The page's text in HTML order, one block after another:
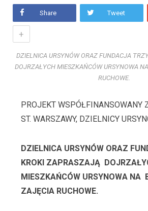
Share Tweet
+
DZIELNICA URSYNÓW ORAZ FUNDACJA
DOJRZAŁYCH MIESZKAŃCÓW URSYNOWA
RUCHOWE.
PROJEKT WSPÓŁFINANSOWANY
ST. WARSZAWY, DZIELNICY
DZIELNICA URSYNÓW ORAZ
KROKI ZAPRASZAJĄ
MIESZKAŃCÓW URSYNOWA NA
ZAJĘCIA RUCHOWE.